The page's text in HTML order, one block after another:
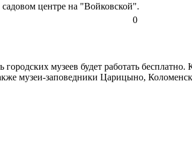
центре на "Войковской".
0
музеев будет работать бесплатно.
музеи-заповедники Царицыно,